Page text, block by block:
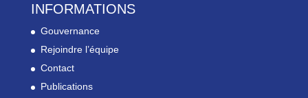
INFORMATIONS
Gouvernance
Rejoindre l’équipe
Contact
Publications